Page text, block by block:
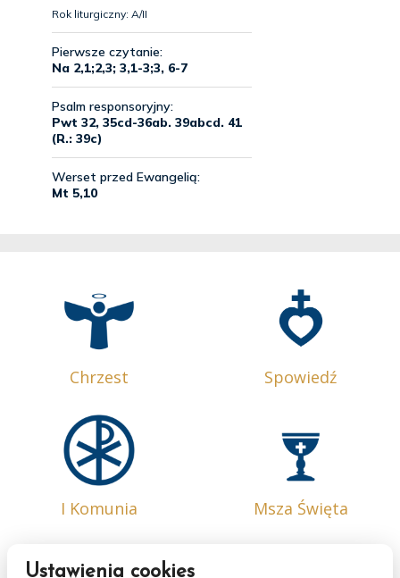
Chrzest Spowiedź
I Komunia Msza Święta
Ustawienia cookies